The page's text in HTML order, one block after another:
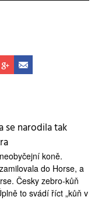
se narodila tak
koně.
do Horse, a
Česky zebro-kůň
to svádí říct „kůň v